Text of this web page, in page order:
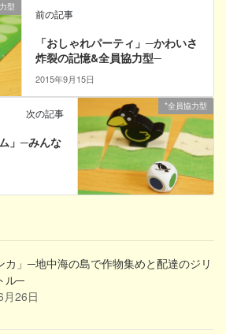
型
前の記事
「おしゃれパーティ」─かわいさ
炸裂の記憶&全員協力型─
2015年9月15日
*全員協力型
次の記事
」─みんな
カ」─地中海の島で作物集めと配達のジリ
ル─
26日